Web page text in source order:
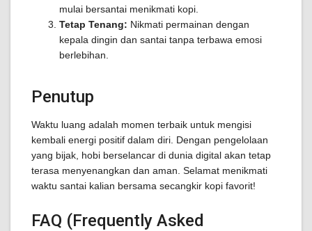
mulai bersantai menikmati kopi.
Tetap Tenang: Nikmati permainan dengan
kepala dingin dan santai tanpa terbawa emosi
berlebihan.
Penutup
Waktu luang adalah momen terbaik untuk mengisi
kembali energi positif dalam diri. Dengan pengelolaan
yang bijak, hobi berselancar di dunia digital akan tetap
terasa menyenangkan dan aman. Selamat menikmati
waktu santai kalian bersama secangkir kopi favorit!
FAQ (Frequently Asked